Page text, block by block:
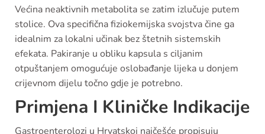
Većina neaktivnih metabolita se zatim izlučuje putem
stolice. Ova specifična fiziokemijska svojstva čine ga
idealnim za lokalni učinak bez štetnih sistemskih
efekata. Pakiranje u obliku kapsula s ciljanim
otpuštanjem omogućuje oslobađanje lijeka u donjem
crijevnom dijelu točno gdje je potrebno.
Primjena I Kliničke Indikacije
Gastroenterolozi u Hrvatskoj najčešće propisuju